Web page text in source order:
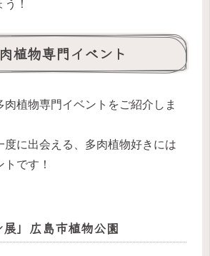
！
植物専門イベント
肉植物専門イベントをご紹介しま
度に出会える、多肉植物好きには
です！
展」広島市植物公園